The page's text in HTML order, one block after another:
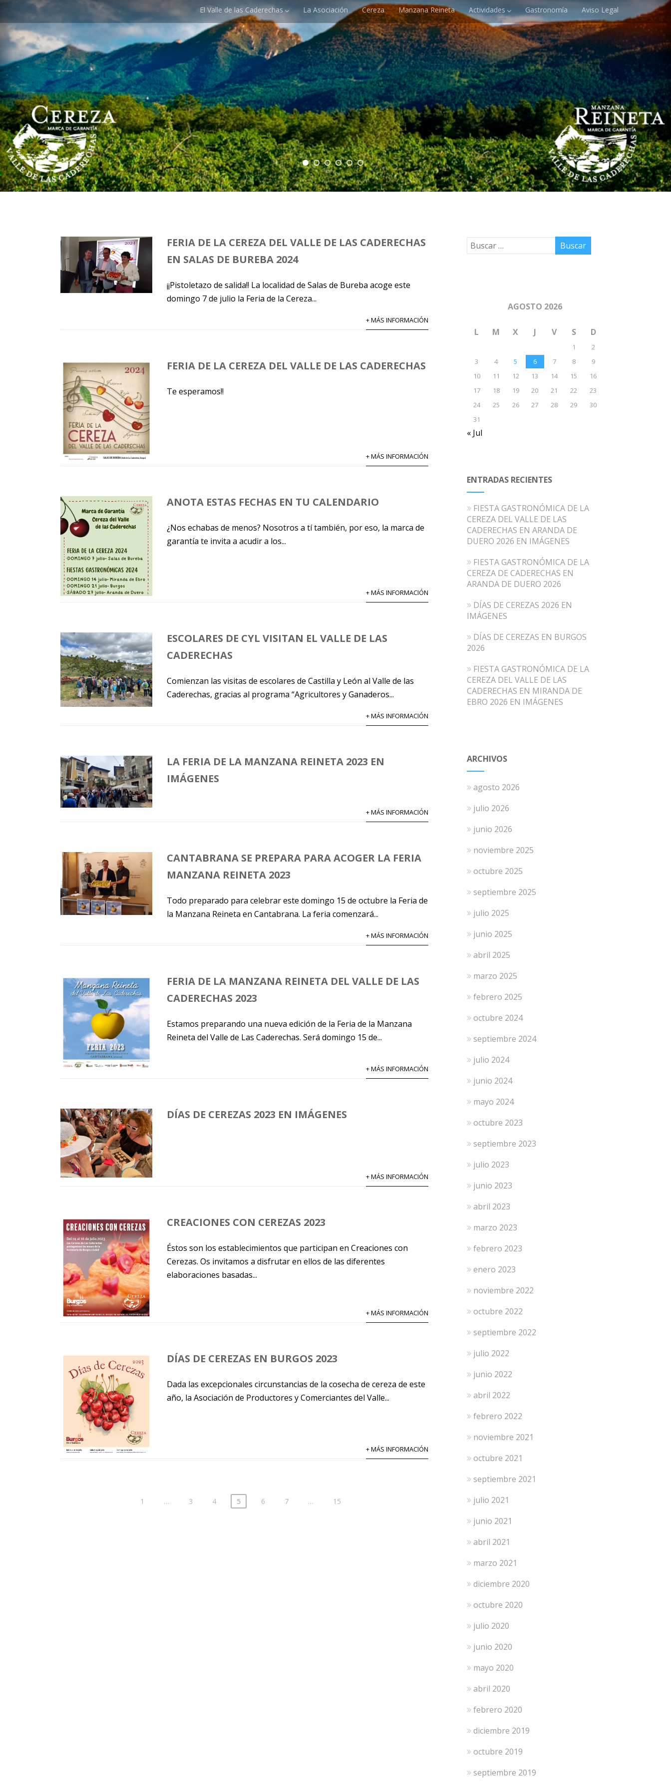
El Valle de las Caderechas La Asociación Cereza Manzana Reineta Actividades Gastronomía Aviso Legal
FERIA DE LA CEREZA DEL VALLE DE LAS CADERECHAS
EN SALAS DE BUREBA 2024
¡¡Pistoletazo de salida!! La localidad de Salas de Bureba acoge este
domingo 7 de julio la Feria de la Cereza...
+ MÁS INFORMACIÓN
FERIA DE LA CEREZA DEL VALLE DE LAS CADERECHAS
Te esperamos!!
+ MÁS INFORMACIÓN
ANOTA ESTAS FECHAS EN TU CALENDARIO
¿Nos echabas de menos? Nosotros a tí también, por eso, la marca de
garantía te invita a acudir a los...
+ MÁS INFORMACIÓN
ESCOLARES DE CYL VISITAN EL VALLE DE LAS
CADERECHAS
Comienzan las visitas de escolares de Castilla y León al Valle de las
Caderechas, gracias al programa “Agricultores y Ganaderos...
+ MÁS INFORMACIÓN
LA FERIA DE LA MANZANA REINETA 2023 EN
IMÁGENES
+ MÁS INFORMACIÓN
CANTABRANA SE PREPARA PARA ACOGER LA FERIA
MANZANA REINETA 2023
Todo preparado para celebrar este domingo 15 de octubre la Feria de
la Manzana Reineta en Cantabrana. La feria comenzará...
+ MÁS INFORMACIÓN
FERIA DE LA MANZANA REINETA DEL VALLE DE LAS
CADERECHAS 2023
Estamos preparando una nueva edición de la Feria de la Manzana
Reineta del Valle de Las Caderechas. Será domingo 15 de...
+ MÁS INFORMACIÓN
DÍAS DE CEREZAS 2023 EN IMÁGENES
+ MÁS INFORMACIÓN
CREACIONES CON CEREZAS 2023
Éstos son los establecimientos que participan en Creaciones con
Cerezas. Os invitamos a disfrutar en ellos de las diferentes
elaboraciones basadas...
+ MÁS INFORMACIÓN
DÍAS DE CEREZAS EN BURGOS 2023
Dada las excepcionales circunstancias de la cosecha de cereza de este
año, la Asociación de Productores y Comerciantes del Valle...
+ MÁS INFORMACIÓN
1 … 3 4 5 6 7 … 15
AGOSTO 2026
L M X J V S D
1
2
3
4 5 6 7 8
9
10
11 12 13 14 15
16
17
18 19 20 21 22
23
24
25 26 27 28 29
30
31
« Jul
ENTRADAS RECIENTES
FIESTA GASTRONÓMICA DE LA
CEREZA DEL VALLE DE LAS
CADERECHAS EN ARANDA DE
DUERO 2026 EN IMÁGENES
FIESTA GASTRONÓMICA DE LA
CEREZA DE CADERECHAS EN
ARANDA DE DUERO 2026
DÍAS DE CEREZAS 2026 EN
IMÁGENES
DÍAS DE CEREZAS EN BURGOS
2026
FIESTA GASTRONÓMICA DE LA
CEREZA DEL VALLE DE LAS
CADERECHAS EN MIRANDA DE
EBRO 2026 EN IMÁGENES
ARCHIVOS
agosto 2026
julio 2026
junio 2026
noviembre 2025
octubre 2025
septiembre 2025
julio 2025
junio 2025
abril 2025
marzo 2025
febrero 2025
octubre 2024
septiembre 2024
julio 2024
junio 2024
mayo 2024
octubre 2023
septiembre 2023
julio 2023
junio 2023
abril 2023
marzo 2023
febrero 2023
enero 2023
noviembre 2022
octubre 2022
septiembre 2022
julio 2022
junio 2022
abril 2022
febrero 2022
noviembre 2021
octubre 2021
septiembre 2021
julio 2021
junio 2021
abril 2021
marzo 2021
diciembre 2020
octubre 2020
julio 2020
junio 2020
mayo 2020
abril 2020
febrero 2020
diciembre 2019
octubre 2019
septiembre 2019